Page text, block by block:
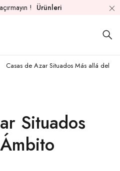
! Ürünleri
Casas de Azar Situados Más allá del
Situados